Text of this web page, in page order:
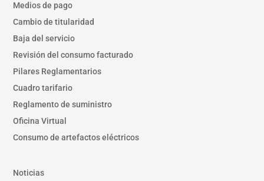
Medios de pago
Cambio de titularidad
Baja del servicio
Revisión del consumo facturado
Pilares Reglamentarios
Cuadro tarifario
Reglamento de suministro
Oficina Virtual
Consumo de artefactos eléctricos
Noticias